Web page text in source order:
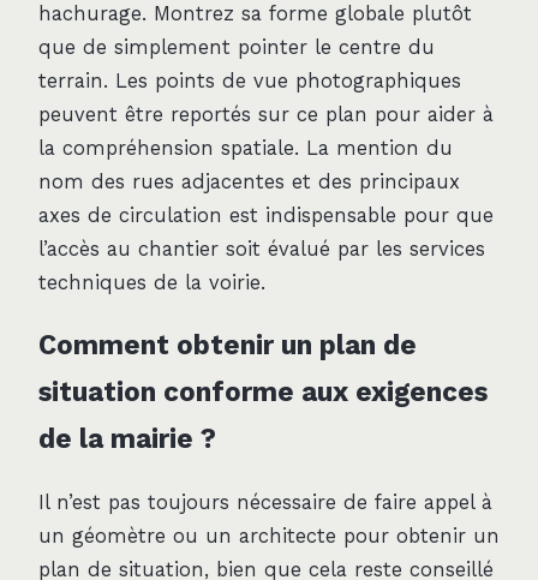
hachurage. Montrez sa forme globale plutôt
que de simplement pointer le centre du
terrain. Les points de vue photographiques
peuvent être reportés sur ce plan pour aider à
la compréhension spatiale. La mention du
nom des rues adjacentes et des principaux
axes de circulation est indispensable pour que
l’accès au chantier soit évalué par les services
techniques de la voirie.
Comment obtenir un plan de
situation conforme aux exigences
de la mairie ?
Il n’est pas toujours nécessaire de faire appel à
un géomètre ou un architecte pour obtenir un
plan de situation, bien que cela reste conseillé